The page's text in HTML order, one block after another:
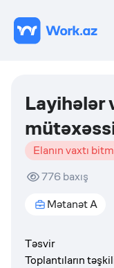
Layihələr
Elanın vaxtı
776baxış
Mətanət A
Təsvir
Toplantıların